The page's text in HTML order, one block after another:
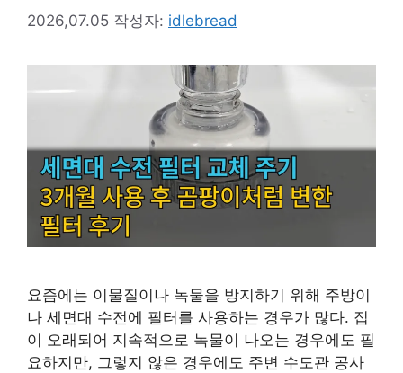
2026,07.05 작성자: idlebread
요즘에는 이물질이나 녹물을 방지하기 위해 주방이
나 세면대 수전에 필터를 사용하는 경우가 많다. 집
이 오래되어 지속적으로 녹물이 나오는 경우에도 필
요하지만, 그렇지 않은 경우에도 주변 수도관 공사